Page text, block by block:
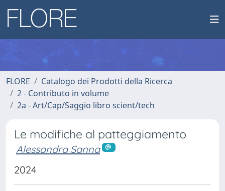
FLORE
Catalogo dei Prodotti della Ricerca
2 - Contributo in volume
2a - Art/Cap/Saggio libro scient/tech
Le modifiche al patteggiamento
Alessandra Sanna
2024